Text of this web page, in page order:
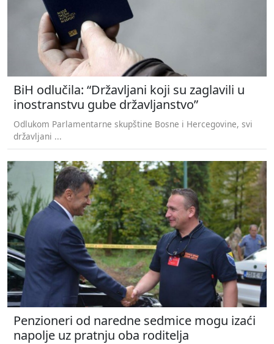
BiH odlučila: “Državljani koji su zaglavili u
inostranstvu gube državljanstvo”
Odlukom Parlamentarne skupštine Bosne i Hercegovine, svi
državljani ...
Penzioneri od naredne sedmice mogu izaći
napolje uz pratnju oba roditelja